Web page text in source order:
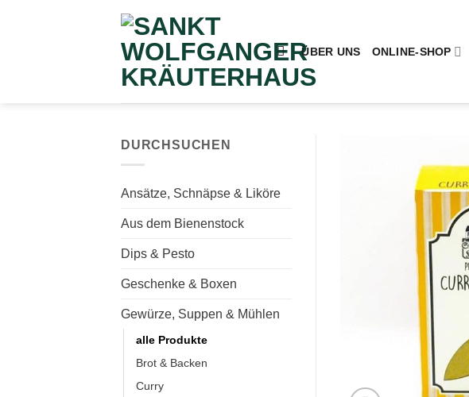
ÜBER UNS ONLINE-SHOP
DURCHSUCHEN
Ansätze, Schnäpse & Liköre
Aus dem Bienenstock
Dips & Pesto
Geschenke & Boxen
Gewürze, Suppen & Mühlen
alle Produkte
Brot & Backen
Curry